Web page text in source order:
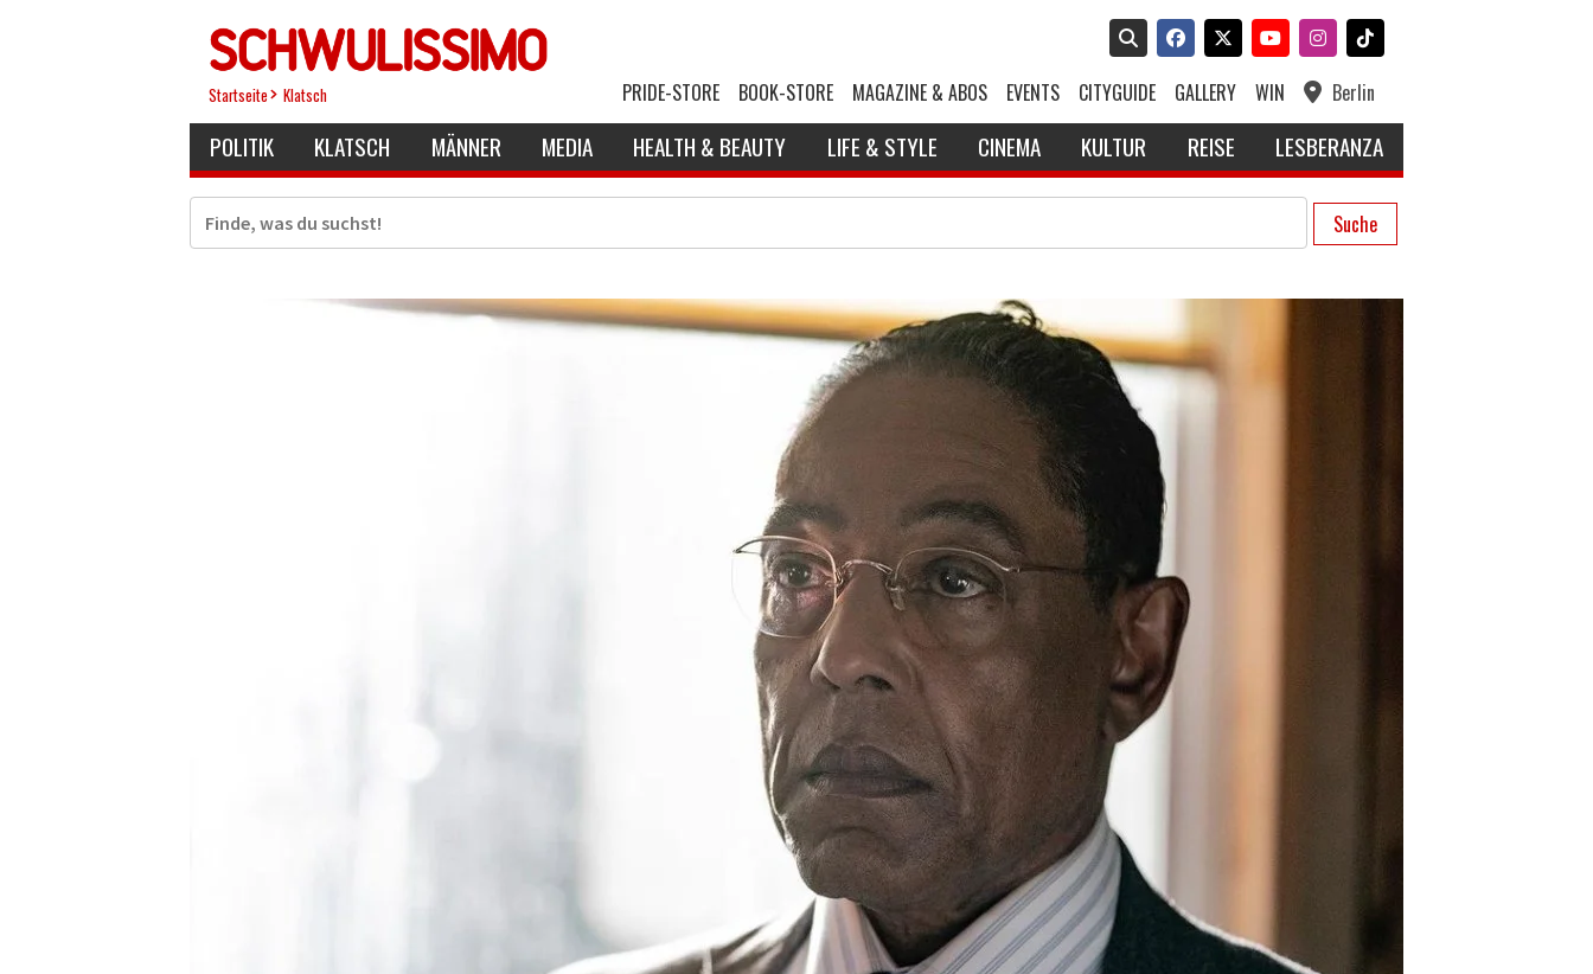
Startseite Klatsch PRIDE-STORE BOOK-STORE MAGAZINE & ABOS EVENTS CITYGUIDE GALLERY WIN Berlin
POLITIK KLATSCH MÄNNER MEDIA HEALTH & BEAUTY LIFE & STYLE CINEMA KULTUR REISE LESBERANZA
Suche